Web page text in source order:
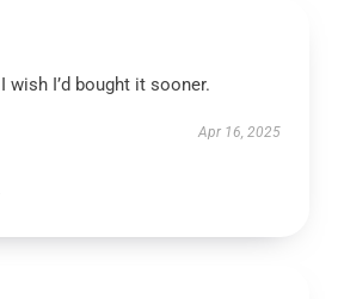
wish I’d bought it sooner.
Apr 16, 2025